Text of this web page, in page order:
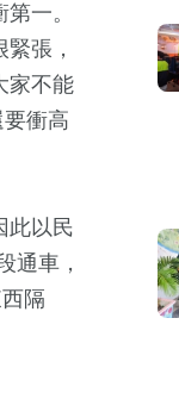
一。
張，
家不能
衝高
此以民
通車，
隔